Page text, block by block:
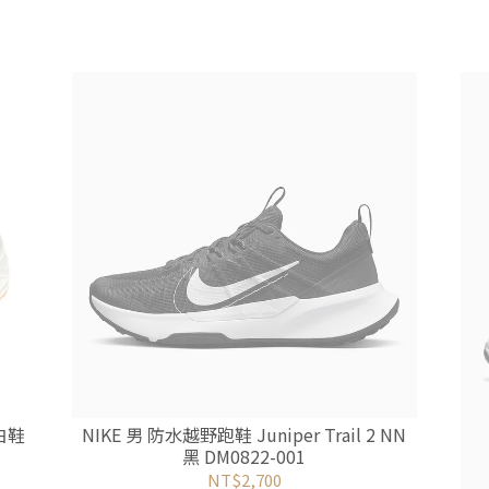
鞋
NIKE 男 防水越野跑鞋 Juniper Trail 2 NN
黑 DM0822-001
NT$2,700